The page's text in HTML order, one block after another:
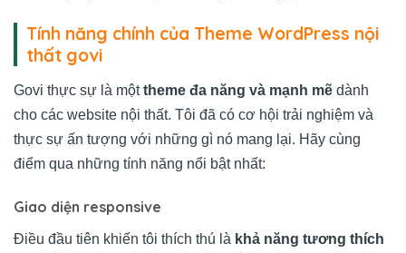
Tính năng chính của Theme WordPress nội
thất govi
Govi thực sự là mộttheme đa năng và mạnh mẽ dành
cho các website nội thất. Tôi đã có cơ hội trải nghiệm và
thực sự ấn tượng với những gì nó mang lại. Hãy cùng
điểm qua những tính năng nổi bật nhất:
Giao diện responsive
Điều đầu tiên khiến tôi thích thú là khả năng tương thích